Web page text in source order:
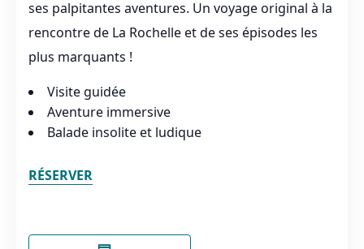
ses palpitantes aventures. Un voyage original à la
rencontre de La Rochelle et de ses épisodes les
plus marquants !
Visite guidée
Aventure immersive
Balade insolite et ludique
RÉSERVER